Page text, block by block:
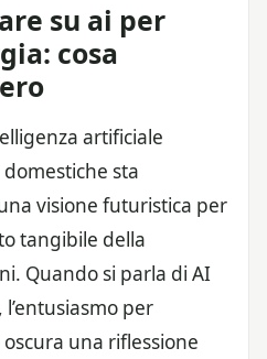
su ai per
cosa
artificiale
sta
visione futuristica per
tangibile della
Quando si parla di AI
per
oscura una riflessione